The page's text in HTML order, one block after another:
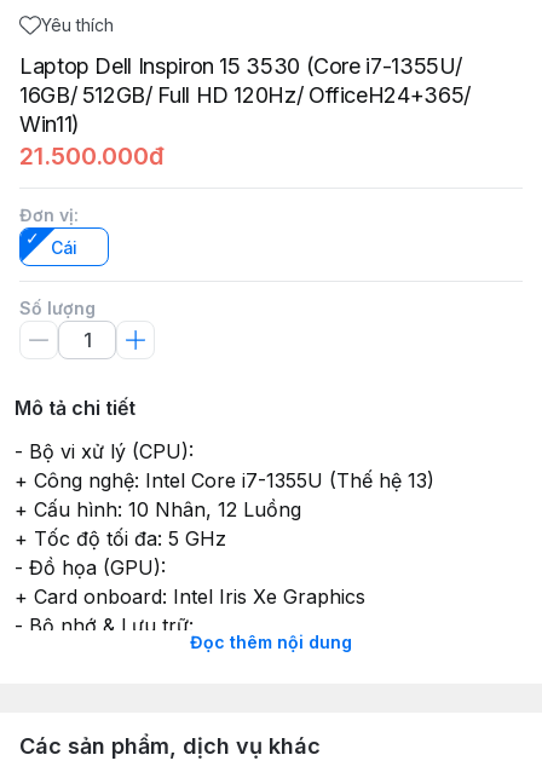
Yêu thích
Laptop Dell Inspiron 15 3530 (Core i7-1355U/
16GB/ 512GB/ Full HD 120Hz/ OfficeH24+365/
Win11)
21.500.000đ
Đơn vị:
Cái
Số lượng
Mô tả chi tiết
- Bộ vi xử lý (CPU):
+ Công nghệ: Intel Core i7-1355U (Thế hệ 13)
+ Cấu hình: 10 Nhân, 12 Luồng
+ Tốc độ tối đa: 5 GHz
- Đồ họa (GPU):
+ Card onboard: Intel Iris Xe Graphics
- Bộ nhớ & Lưu trữ:
+ RAM: 16 GB (2 thanh 8 GB, gồm 1 thanh onboard + 1
+ Ổ cứng: 1TB SSD M.2 2230
Đọc thêm nội dung
Các sản phẩm, dịch vụ khác